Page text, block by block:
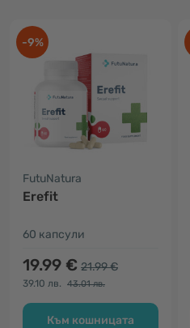
-9%
FutuNatura
Erefit
60 капсули
19.99 € 21.99 €
39.10 лв. 43.01 лв.
Към кошницата